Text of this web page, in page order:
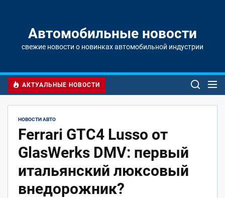
содержимомуАвтомобильные новости
свежие новости о новинках автомобильной индустрии
АКТУАЛЬНЫЕ НОВОСТИ
НОВОСТИ АВТО
Ferrari GTC4 Lusso от
GlasWerks DMV: первый
итальянский люксовый
внедорожник?